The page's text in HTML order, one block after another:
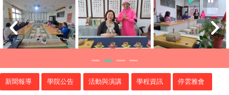
新聞報導 學院公告 活動與演講 學程資訊 停雲雅會